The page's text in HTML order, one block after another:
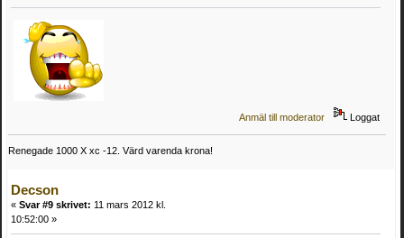
Anmäl till moderator Loggat
Renegade 1000 X xc -12. Värd varenda krona!
Decson
« Svar #9 skrivet: 11 mars 2012 kl.
10:52:00 »